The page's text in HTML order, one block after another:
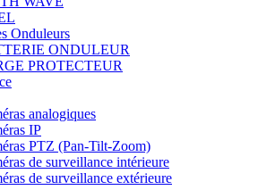
Onduleurs
ONDULEUR
PROTECTEUR
analogiques
IP
PTZ (Pan-Tilt-Zoom)
de surveillance intérieure
de surveillance extérieure